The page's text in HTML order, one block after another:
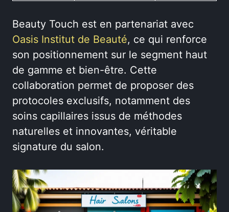
Beauty Touch est en partenariat avec
Oasis Institut de Beauté, ce qui renforce
son positionnement sur le segment haut
de gamme et bien-être. Cette
collaboration permet de proposer des
protocoles exclusifs, notamment des
soins capillaires issus de méthodes
naturelles et innovantes, véritable
signature du salon.